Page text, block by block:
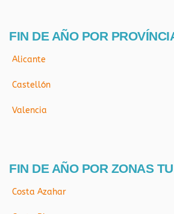
FIN DE AÑO POR
Alicante
Castellón
Valencia
FIN DE AÑO POR ZONAS
Costa Azahar